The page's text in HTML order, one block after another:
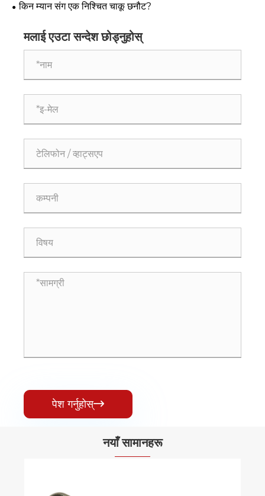
किन म्यान संग एक निश्चित चाकू छनौट?
मलाई एउटा सन्देश छोड्नुहोस्
पेश गर्नुहोस्
नयाँ सामानहरू